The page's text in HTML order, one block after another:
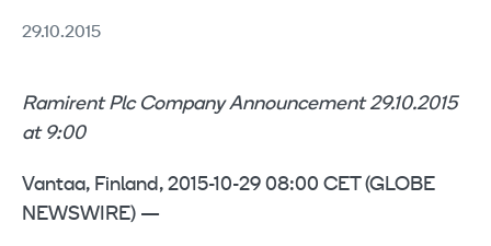
29.10.2015
Ramirent Plc Company Announcement 29.10.2015
at 9:00
Vantaa, Finland, 2015-10-29 08:00 CET (GLOBE
NEWSWIRE) —